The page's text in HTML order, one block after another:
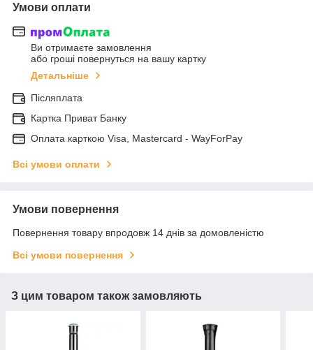
Умови оплати
Ви отримаєте замовлення
або гроші повернуться на вашу картку
Детальніше
Післяплата
Картка Приват Банку
Оплата карткою Visa, Mastercard - WayForPay
Всі умови оплати
Умови повернення
Повернення товару впродовж 14 днів за домовленістю
Всі умови повернення
З цим товаром також замовляють